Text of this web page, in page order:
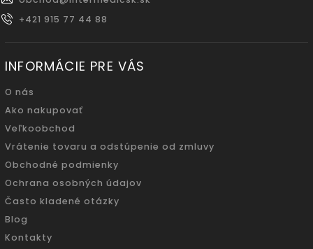
+421 915 77 44 88
INFORMÁCIE PRE VÁS
O nás
Ako nakupovať
Veľkoobchod
Vrátenie tovaru a odstúpenie od zmluvy
Obchodné podmienky
Ochrana osobných údajov
Často kladené otázky
Blog
Kontakty